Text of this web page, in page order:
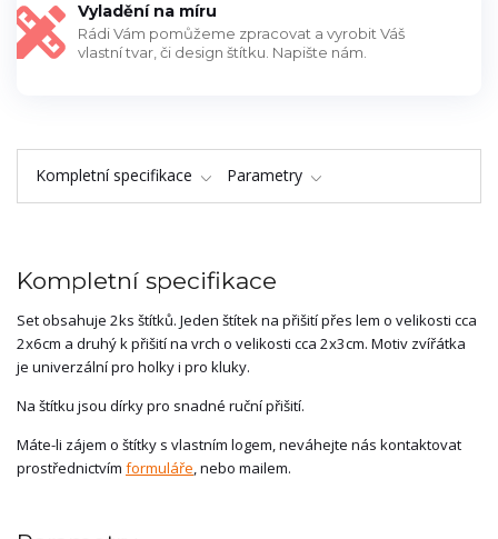
Vyladění na míru
Rádi Vám pomůžeme zpracovat a vyrobit Váš
vlastní tvar, či design štítku. Napište nám.
Kompletní specifikace Parametry
Kompletní specifikace
Set obsahuje 2ks štítků. Jeden štítek na přišití přes lem o velikosti cca
2x6cm a druhý k přišití na vrch o velikosti cca 2x3cm. Motiv zvířátka
je univerzální pro holky i pro kluky.
Na štítku jsou dírky pro snadné ruční přišití.
Máte-li zájem o štítky s vlastním logem, neváhejte nás kontaktovat
prostřednictvím formuláře, nebo mailem.